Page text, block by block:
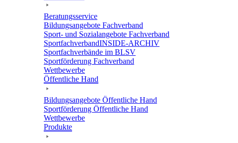
Bera­tungs­ser­vice
Bildungs­an­ge­bote Fachverband
Sport- und Sozi­al­an­ge­bote Fachverband
Sport­fach­ver­ban­d­IN­SIDE-ARCHIV
Sport­fach­ver­bände im BLSV
Sport­för­de­rung Fachverband
Wett­be­werbe
Öffent­li­che Hand
Bildungs­an­ge­bote Öffent­li­che Hand
Sport­för­de­rung Öffent­li­che Hand
Wett­be­werbe
Produkte